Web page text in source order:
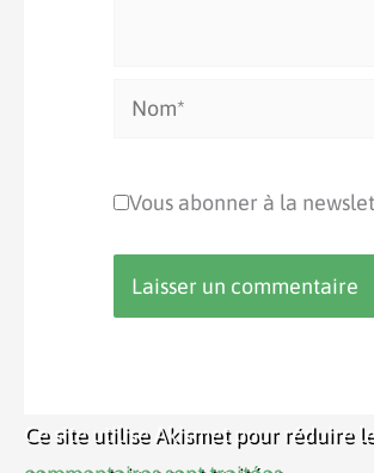
Nom*
Vous abonner à la
Ce site utilise Akismet pour réduire